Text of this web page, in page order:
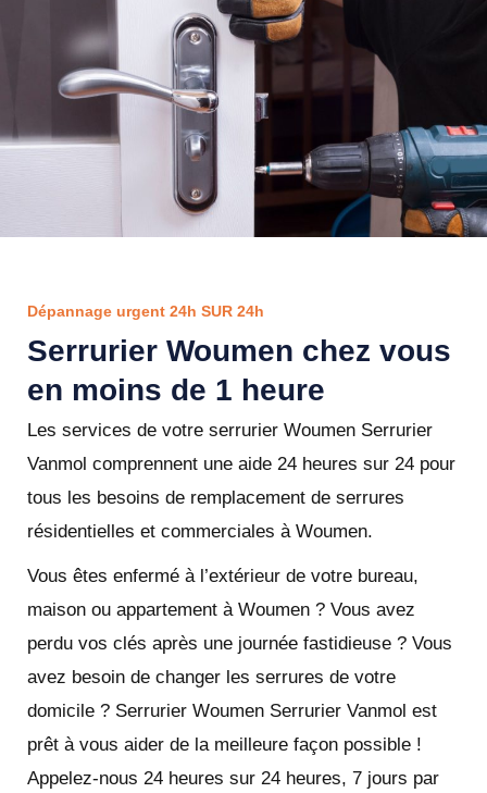
Dépannage urgent 24h SUR 24h
Serrurier Woumen chez vous
en moins de 1 heure
Les services de votre serrurier Woumen Serrurier
Vanmol comprennent une aide 24 heures sur 24 pour
tous les besoins de remplacement de serrures
résidentielles et commerciales à Woumen.
Vous êtes enfermé à l’extérieur de votre bureau,
maison ou appartement à Woumen ? Vous avez
perdu vos clés après une journée fastidieuse ? Vous
avez besoin de changer les serrures de votre
domicile ? Serrurier Woumen Serrurier Vanmol est
prêt à vous aider de la meilleure façon possible !
Appelez-nous 24 heures sur 24 heures, 7 jours par